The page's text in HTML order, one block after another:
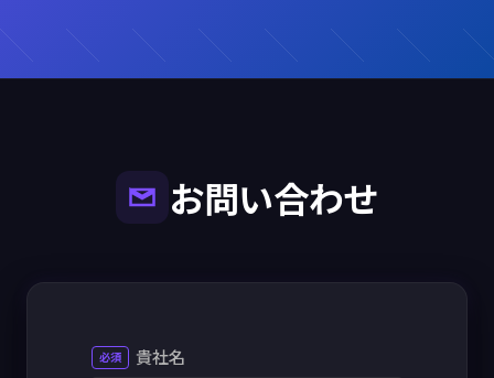
お問い合わせ